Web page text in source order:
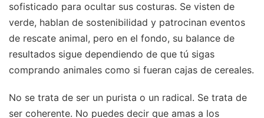
sofisticado para ocultar sus costuras. Se visten de
verde, hablan de sostenibilidad y patrocinan eventos
de rescate animal, pero en el fondo, su balance de
resultados sigue dependiendo de que tú sigas
comprando animales como si fueran cajas de cereales.
No se trata de ser un purista o un radical. Se trata de
ser coherente. No puedes decir que amas a los